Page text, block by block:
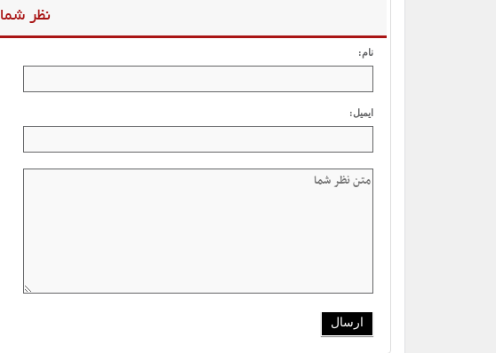
نظر شما
نام:
ایمیل: